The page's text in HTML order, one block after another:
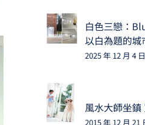
白色三戀：
以白為題的城
2025 年 12 月 4 日
風水大師坐
2015 年 12 月 21